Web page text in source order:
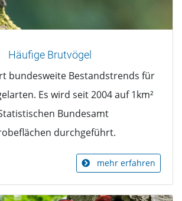
Häufige Brutvögel
bundesweite Bestandstrends für
Es wird seit 2004 auf 1km²
Bundesamt
durchgeführt.
mehr erfahren